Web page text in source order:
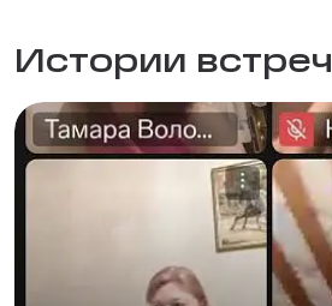
Истории встреч